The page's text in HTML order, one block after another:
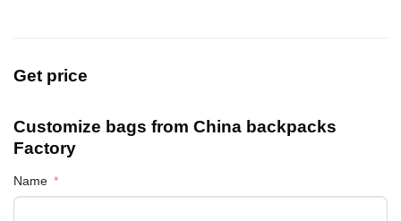
Get price
Customize bags from China backpacks
Factory
Name